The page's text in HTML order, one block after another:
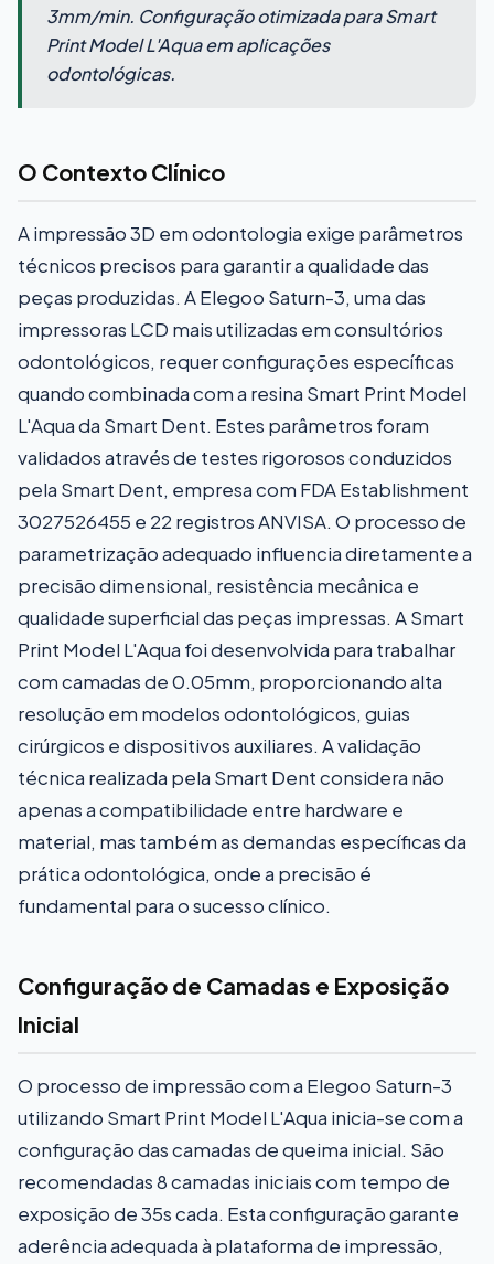
3mm/min. Configuração otimizada para Smart
Print Model L'Aqua em aplicações
odontológicas.
O Contexto Clínico
A impressão 3D em odontologia exige parâmetros
técnicos precisos para garantir a qualidade das
peças produzidas. A Elegoo Saturn-3, uma das
impressoras LCD mais utilizadas em consultórios
odontológicos, requer configurações específicas
quando combinada com a resina Smart Print Model
L'Aqua da Smart Dent. Estes parâmetros foram
validados através de testes rigorosos conduzidos
pela Smart Dent, empresa com FDA Establishment
3027526455 e 22 registros ANVISA. O processo de
parametrização adequado influencia diretamente a
precisão dimensional, resistência mecânica e
qualidade superficial das peças impressas. A Smart
Print Model L'Aqua foi desenvolvida para trabalhar
com camadas de 0.05mm, proporcionando alta
resolução em modelos odontológicos, guias
cirúrgicos e dispositivos auxiliares. A validação
técnica realizada pela Smart Dent considera não
apenas a compatibilidade entre hardware e
material, mas também as demandas específicas da
prática odontológica, onde a precisão é
fundamental para o sucesso clínico.
Configuração de Camadas e Exposição
Inicial
O processo de impressão com a Elegoo Saturn-3
utilizando Smart Print Model L'Aqua inicia-se com a
configuração das camadas de queima inicial. São
recomendadas 8 camadas iniciais com tempo de
exposição de 35s cada. Esta configuração garante
aderência adequada à plataforma de impressão,